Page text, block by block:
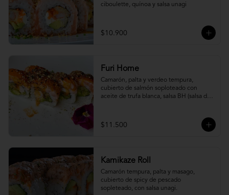
ciboulette, quínoa y salsa unagi
$10.900
Furi Home
Camarón, palta y verdeo tempura,
cubierto de salmón soploteado con
aceite de trufa blanca, salsa BH (salsa de
$11.500
Kamikaze Roll
Camarón tempura, palta y masago,
cubierto de spicy de pescado
sopleteado, con salsa unagi.